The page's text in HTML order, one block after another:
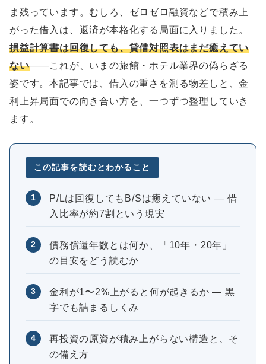
ま残っています。むしろ、ゼロゼロ融資などで積み上
がった借入は、返済が本格化する局面に入りました。
損益計算書は回復しても、貸借対照表はまだ癒えてい
ない——これが、いまの旅館・ホテル業界の偽らざる
姿です。本記事では、借入の重さを測る物差しと、金
利上昇局面での向き合い方を、一つずつ整理していき
ます。
この記事を読むとわかること
1
P/Lは回復してもB/Sは癒えていない ― 借
入比率が約7割という現実
2
債務償還年数とは何か、「10年・20年」
の目安をどう読むか
3
金利が1〜2%上がると何が起きるか ― 黒
字でも詰まるしくみ
4
再投資の原資が積み上がらない構造と、そ
の備え方